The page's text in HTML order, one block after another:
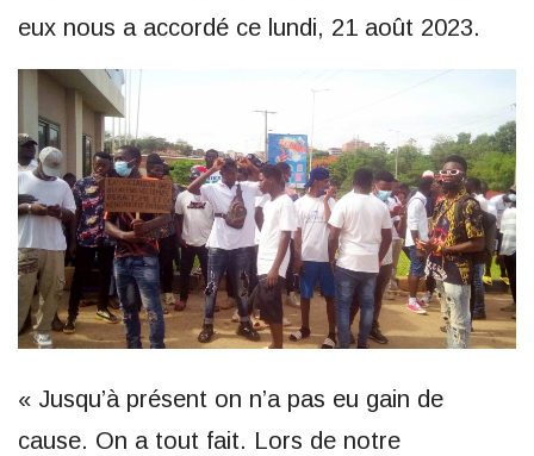
eux nous a accordé ce lundi, 21 août 2023.
« Jusqu’à présent on n’a pas eu gain de
cause. On a tout fait. Lors de notre